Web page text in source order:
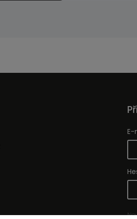
E-